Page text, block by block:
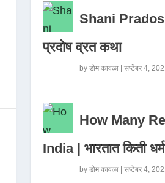
Shani
प्रदोष व्रत कथा
by डोम कावळा| सप्टेंबर 4,
How Many
India | भारतात किती
by डोम कावळा| सप्टेंबर 4,